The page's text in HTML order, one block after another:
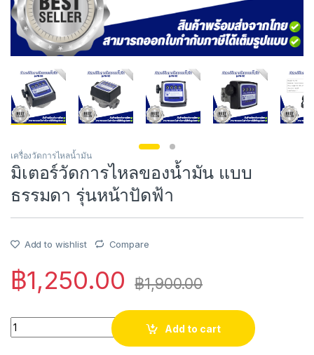
เครื่องวัดการไหลน้ำมัน
มิเตอร์วัดการไหลของน้ำมัน แบบ
ธรรมดา รุ่นหน้าปัดฟ้า
Add to wishlist Compare
฿1,250.00 ฿1,900.00
Quantity
Add to cart